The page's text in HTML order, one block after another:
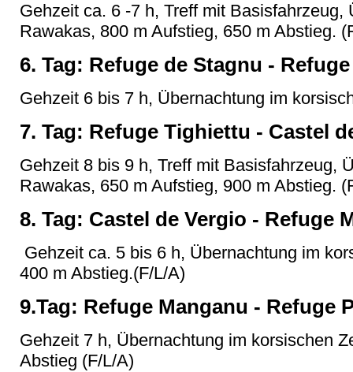
Gehzeit ca. 6 -7 h, Treff mit Basisfahrzeug,
Rawakas, 800 m Aufstieg, 650 m Abstieg.
6. Tag: Refuge de Stagnu -
Gehzeit 6 bis 7 h, Übernachtung im
7. Tag: Refuge Tighiettu - Castel
Gehzeit 8 bis 9 h, Treff mit Basisfahrzeug,
Rawakas, 650 m Aufstieg, 900 m Abstieg.
8. Tag: Castel de Vergio - Refuge
Gehzeit ca. 5 bis 6 h, Übernachtung im
400 m Abstieg.(F/L/A)
9.Tag: Refuge Manganu - Refuge
Gehzeit 7 h, Übernachtung im korsischen
Abstieg (F/L/A)